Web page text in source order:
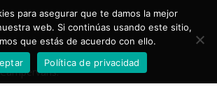
para asegurar que te damos la mejor
web. Si continúas usando este sitio,
que estás de acuerdo con ello.
Política de privacidad